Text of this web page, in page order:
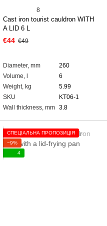
8
Cast iron tourist cauldron WITH
A LID 6 L
€44 €49
Diameter, mm
260
Volume, l
6
Weight, kg
5.99
SKU
KT06-1
Wall thickness, mm 3.8
СПЕЦІАЛЬНА ПРОПОЗИЦІЯ
−9%
4